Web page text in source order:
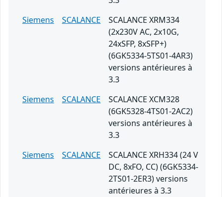
Siemens
SCALANCE
SCALANCE XRM334
(2x230V AC, 2x10G,
24xSFP, 8xSFP+)
(6GK5334-5TS01-4AR3)
versions antérieures à
3.3
Siemens
SCALANCE
SCALANCE XCM328
(6GK5328-4TS01-2AC2)
versions antérieures à
3.3
Siemens
SCALANCE
SCALANCE XRH334 (24 V
DC, 8xFO, CC) (6GK5334-
2TS01-2ER3) versions
antérieures à 3.3